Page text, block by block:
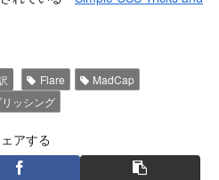
Flare
MadCap
ッシング
アする